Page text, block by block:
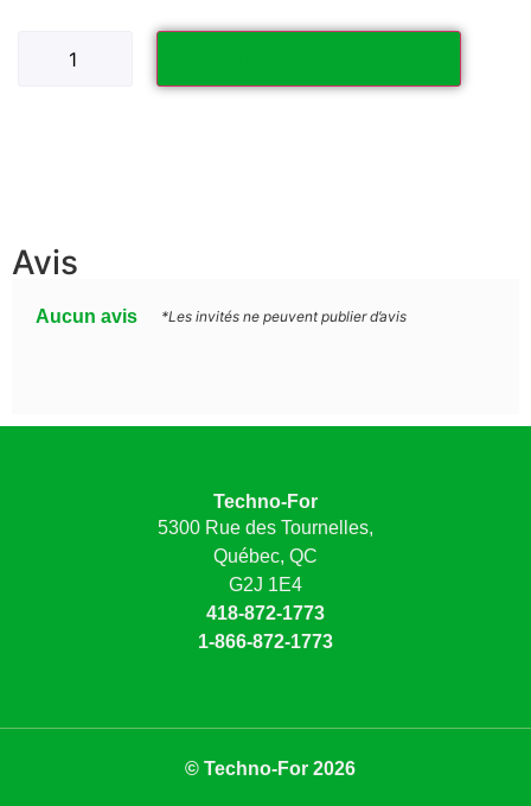
Avis
Aucun avis *Les invités ne peuvent publier d’avis
Techno-For
5300 Rue des Tournelles,
Québec, QC
G2J 1E4
418-872-1773
1-866-872-1773
© Techno-For 2026